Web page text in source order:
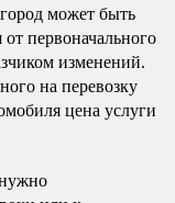
может быть
первоначального
изменений.
на перевозку
цена услуги